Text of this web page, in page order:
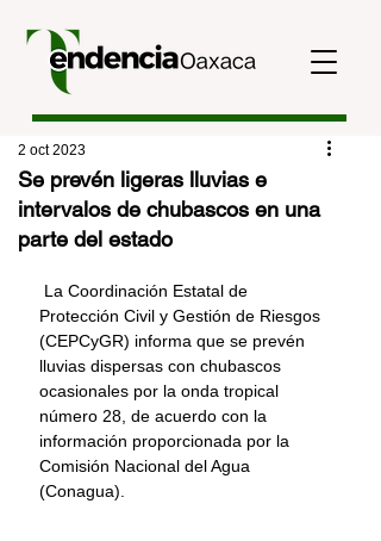
Se prevén ligeras lluvias e
intervalos de chubascos en una
parte del estado
2 oct 2023
Protección Civil y Gestión de Riesgos
(CEPCyGR) informa que se prevén
lluvias dispersas con chubascos
ocasionales por la onda tropical
número 28, de acuerdo con la
información proporcionada por la
Comisión Nacional del Agua
(Conagua).